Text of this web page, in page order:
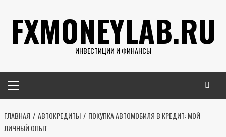
содержимому
FXMONEYLAB.RU
ИНВЕСТИЦИИ И ФИНАНСЫ
меню
ГЛАВНАЯ АВТОКРЕДИТЫ
ПОКУПКА АВТОМОБИЛЯ В КРЕДИТ: МОЙ
ЛИЧНЫЙ ОПЫТ